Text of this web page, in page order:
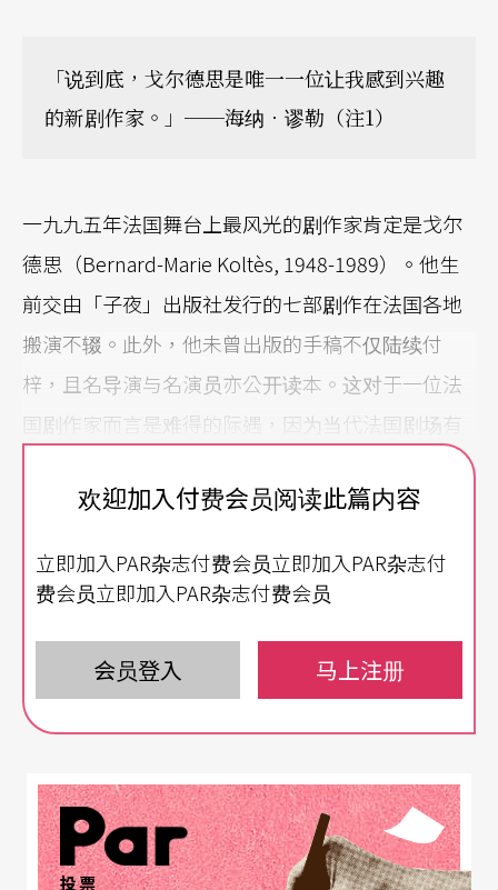
「说到底，戈尔德思是唯一一位让我感到兴趣
的新剧作家。」──海纳．谬勒（注1）
一九九五年法国舞台上最风光的剧作家肯定是戈尔
德思（Bernard-Marie Koltès, 1948-1989）。他生
前交由「子夜」出版社发行的七部剧作在法国各地
搬演不辍。此外，他未曾出版的手稿不仅陆续付
梓，且名导演与名演员亦公开读本。这对于一位法
国剧作家而言是难得的际遇，因为当代法国剧场有
个对剧作家极为不利的惯例：一出新剧凡是已经登
台露脸过，则绝少有二度机会再次上台。更何况戈
（P. Chér-eau）执导；假设不能超越薛侯所做的成
今年度搬演戈尔德思的热潮证明：这位英年早逝的
作家，已从生前被视为法国八〇年代最重要的剧作
的作品已成为当代的经典之作（classic），经得起
各派文学分析、各式舞台的挑战。事实上，戈尔德
欢迎加入付费会员阅读此篇内容
立即加入PAR杂志付费会员立即加入PAR杂志付
费会员立即加入PAR杂志付费会员
会员登入 马上注册
投票